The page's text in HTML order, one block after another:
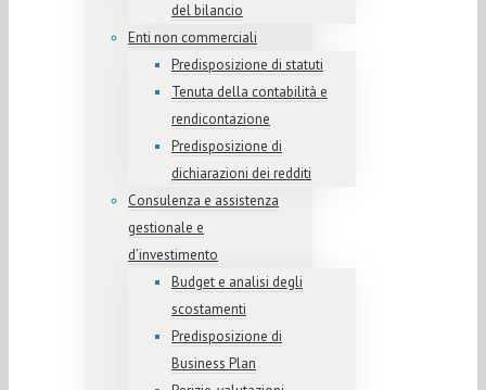
del bilancio
Enti non commerciali
Predisposizione di statuti
Tenuta della contabilità e
rendicontazione
Predisposizione di
dichiarazioni dei redditi
Consulenza e assistenza
gestionale e
d’investimento
Budget e analisi degli
scostamenti
Predisposizione di
Business Plan